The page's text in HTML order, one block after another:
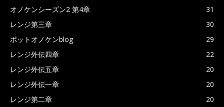
オノケンシーズン2 第4章
31
レンジ第三章
30
ポットオノケンblog
29
レンジ外伝四章
22
レンジ外伝五章
20
レンジ外伝一章
20
レンジ第二章
20